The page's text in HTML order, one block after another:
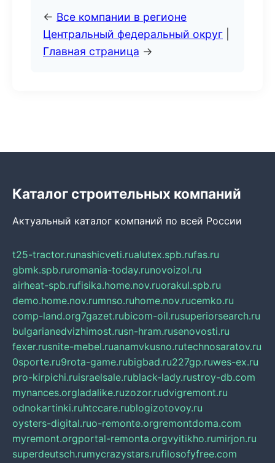
← Все компании в регионе
Центральный федеральный округ
Главная страница →
Каталог строительных компаний
Актуальный каталог компаний по всей России
t25-tractor.runashicveti.rualutex.spb.rufas.ru
gbmk.spb.ruromania-today.runovoizol.ru
airheat-spb.rufisika.home.nov.ruorakul.spb.ru
demo.home.nov.rumnso.ruhome.nov.rucemko.ru
comp-land.org7gazet.rubicom-oil.rusuperiorsearch.ru
bulgarianedvizhimost.rusn-hram.rusenovosti.ru
fexer.rusnite-mebel.ruanamvkusno.rutechnosaratov.ru
0sporte.ru9rota-game.rubigbad.ru227gp.ruwes-ex.ru
pro-kirpichi.ruisraelsale.rublack-lady.rustroy-db.com
mynances.orgladalike.ruzozor.rudvigremont.ru
odnokartinki.ruhtccare.rublogizotovoy.ru
oysters-digital.ruo-remonte.orgremontdoma.com
myremont.orgportal-remonta.orgvyitikho.rumirjon.ru
superdeutsch.rumycrazystars.rufilosofyfree.com